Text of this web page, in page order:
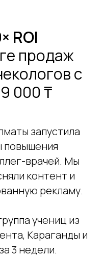
ROI
продаж
с
000 ₸
запустила
повышения
врачей. Мы
контент и
рекламу.
учениц из
Караганды и
3 недели.